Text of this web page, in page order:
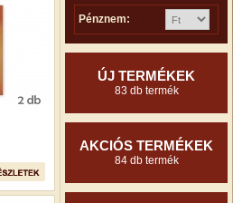
Pénznem:
ÚJ TERMÉKEK
83 db termék
AKCIÓS TERMÉKEK
84 db termék